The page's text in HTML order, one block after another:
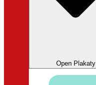
Open Plakaty